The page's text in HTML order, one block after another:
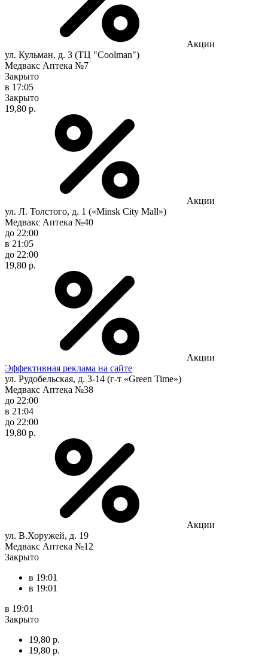
Акции
ул. Кульман, д. 3 (ТЦ "Coolman")
Медвакс Аптека №7
Закрыто
в 17:05
Закрыто
19,80 р.
Акции
ул. Л. Толстого, д. 1 («Minsk City Mall»)
Медвакс Аптека №40
до 22:00
в 21:05
до 22:00
19,80 р.
Акции
Эффективная реклама на сайте
ул. Рудобельская, д. 3-14 (г-т «Green Time»)
Медвакс Аптека №38
до 22:00
в 21:04
до 22:00
19,80 р.
Акции
ул. В.Хоружей, д. 19
Медвакс Аптека №12
Закрыто
в 19:01
в 19:01
в 19:01
Закрыто
19,80 р.
19,80 р.